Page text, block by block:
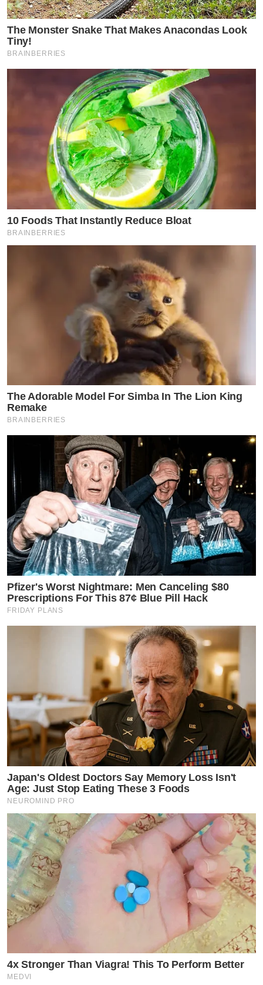
The Monster Snake That Makes Anacondas Look
Tiny!
BRAINBERRIES
10 Foods That Instantly Reduce Bloat
BRAINBERRIES
The Adorable Model For Simba In The Lion King
Remake
BRAINBERRIES
Pfizer's Worst Nightmare: Men Canceling $80
Prescriptions For This 87¢ Blue Pill Hack
FRIDAY PLANS
Japan's Oldest Doctors Say Memory Loss Isn't
Age: Just Stop Eating These 3 Foods
NEUROMIND PRO
4x Stronger Than Viagra! This To Perform Better
MEDVI